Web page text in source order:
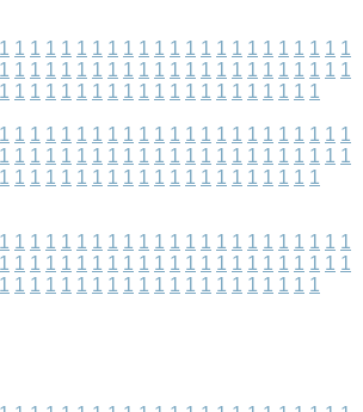
1 1 1 1 1 1 1 1 1 1 1 1 1 1 1 1 1 1 1 1 1 1 1
1 1 1 1 1 1 1 1 1 1 1 1 1 1 1 1 1 1 1 1 1 1 1
1 1 1 1 1 1 1 1 1 1 1 1 1 1 1 1 1 1 1 1 1
1 1 1 1 1 1 1 1 1 1 1 1 1 1 1 1 1 1 1 1 1 1 1
1 1 1 1 1 1 1 1 1 1 1 1 1 1 1 1 1 1 1 1 1 1 1
1 1 1 1 1 1 1 1 1 1 1 1 1 1 1 1 1 1 1 1 1
1 1 1 1 1 1 1 1 1 1 1 1 1 1 1 1 1 1 1 1 1 1 1
1 1 1 1 1 1 1 1 1 1 1 1 1 1 1 1 1 1 1 1 1 1 1
1 1 1 1 1 1 1 1 1 1 1 1 1 1 1 1 1 1 1 1 1